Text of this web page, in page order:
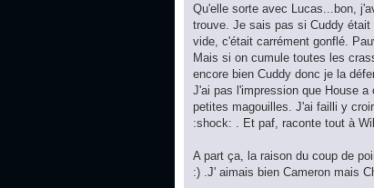
Qu'elle sorte avec Lucas...bon,
trouve. Je sais pas si Cuddy
vide, c'était carrément gonflé.
Mais si on cumule toutes les
encore bien Cuddy donc je la
J'ai pas l'impression que House
petites magouilles. J'ai failli y
:shock: . Et paf, raconte tout à
A part ça, la raison du coup de
:) .J' aimais bien Cameron mais